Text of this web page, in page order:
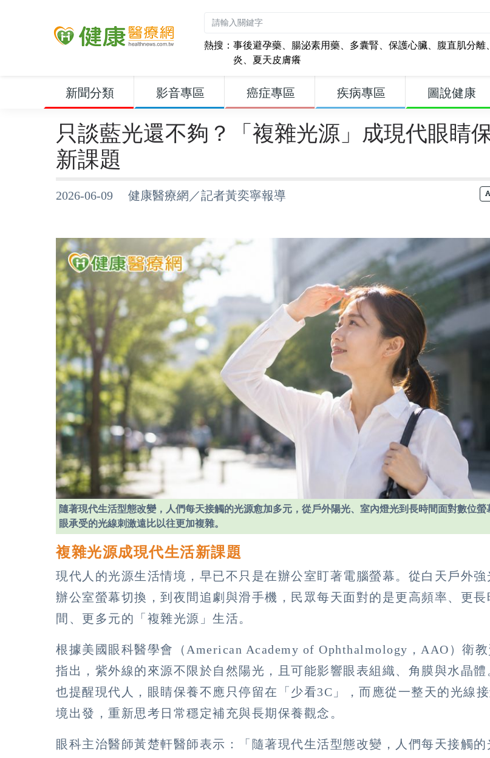
熱搜： 事後避孕藥、 腸泌素用藥、 多囊腎、 保護心臟、 腹直肌分離、
炎、 夏天皮膚癢
新聞分類 影音專區 癌症專區 疾病專區 圖說健康
只談藍光還不夠？「複雜光源」成現代眼睛
新課題
2026-06-09 健康醫療網／記者黃奕寧報導
隨著現代生活型態改變，人們每天接觸的光源愈加多元，從戶外陽光、室內燈光到長時間面對數位螢
眼承受的光線刺激遠比以往更加複雜。
複雜光源成現代生活新課題
現代人的光源生活情境，早已不只是在辦公室盯著電腦螢幕。從白天戶外強
辦公室螢幕切換，到夜間追劇與滑手機，民眾每天面對的是更高頻率、更長
間、更多元的「複雜光源」生活。
根據美國眼科醫學會（American Academy of Ophthalmology，AAO）衛
指出，紫外線的來源不限於自然陽光，且可能影響眼表組織、角膜與水晶體
也提醒現代人，眼睛保養不應只停留在「少看3C」，而應從一整天的光線
境出發，重新思考日常穩定補充與長期保養觀念。
眼科主治醫師黃楚軒醫師表示：「隨著現代生活型態改變，人們每天接觸的